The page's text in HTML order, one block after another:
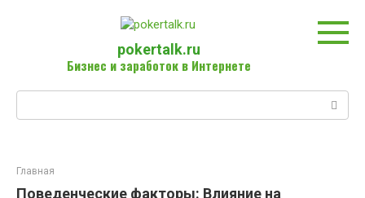
pokertalk.ru
Бизнес и заработок в Интернете
Главная
Поведенческие факторы: Влияние на